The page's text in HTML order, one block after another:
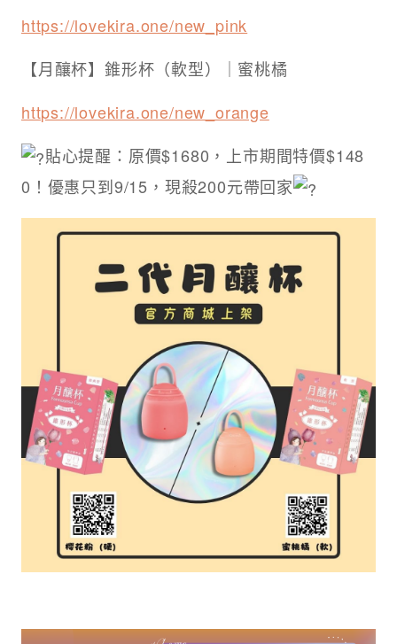
https://lovekira.one/new_pink
【月釀杯】錐形杯（軟型）｜蜜桃橘
https://lovekira.one/new_orange
貼心提醒：原價$1680，上市期間特價$148
0！優惠只到9/15，現殺200元帶回家